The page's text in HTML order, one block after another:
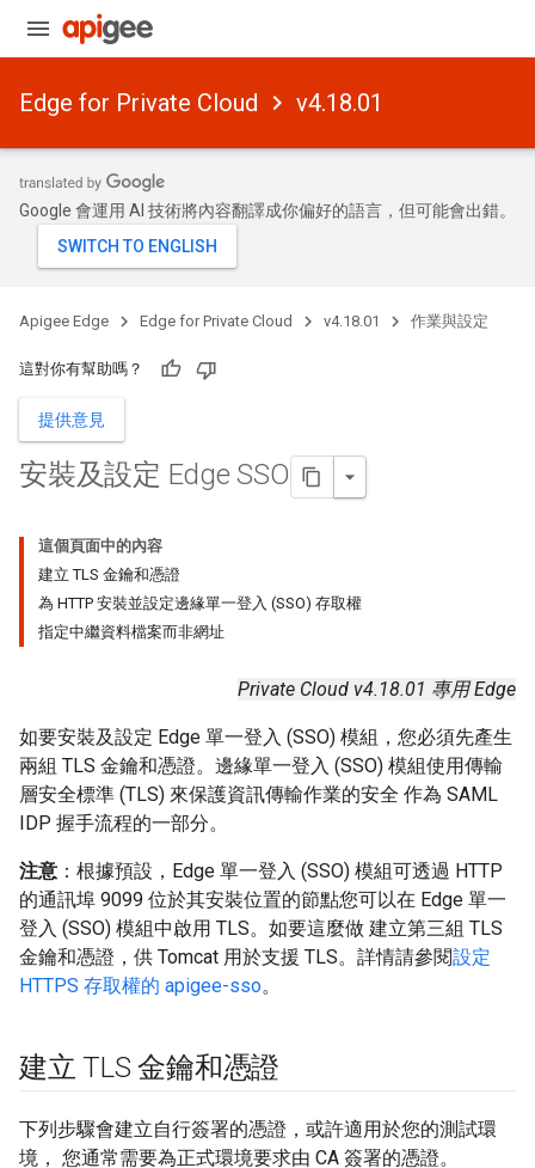
Edge for Private Cloud v4.18.01
Google 會運用 AI 技術將內容翻譯成你偏好的語言，但可能會出錯。
Apigee Edge Edge for Private Cloud v4.18.01 作業與設定
這對你有幫助嗎？
提供意見
安裝及設定 Edge SSO
這個頁面中的內容
建立 TLS 金鑰和憑證
為 HTTP 安裝並設定邊緣單一登入 (SSO) 存取權
指定中繼資料檔案而非網址
Private Cloud v4.18.01 專用 Edge
如要安裝及設定 Edge 單一登入 (SSO) 模組，您必須先產生
兩組 TLS 金鑰和憑證。邊緣單一登入 (SSO) 模組使用傳輸
層安全標準 (TLS) 來保護資訊傳輸作業的安全 作為 SAML
IDP 握手流程的一部分。
注意 ：根據預設，Edge 單一登入 (SSO) 模組可透過 HTTP
的通訊埠 9099 位於其安裝位置的節點您可以在 Edge 單一
登入 (SSO) 模組中啟用 TLS。如要這麼做 建立第三組 TLS
金鑰和憑證，供 Tomcat 用於支援 TLS。詳情請參閱設定
HTTPS 存取權的 apigee-sso。
建立 TLS 金鑰和憑證
下列步驟會建立自行簽署的憑證，或許適用於您的測試環
境， 您通常需要為正式環境要求由 CA 簽署的憑證。